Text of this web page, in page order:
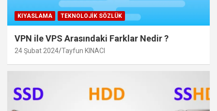
KIYASLAMA TEKNOLOJIK SÖZLÜK
VPN ile VPS Arasındaki Farklar Nedir ?
24 Şubat 2024 Tayfun KINACI